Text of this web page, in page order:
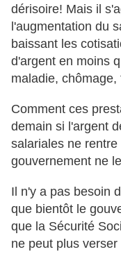
dérisoire! Mais il
l'augmentation du
baissant les
d'argent en moins
maladie,
Comment ces
demain si l'argent
salariales ne
gouvernement ne
Il n'y a pas besoin
que bientôt le
que la Sécurité
ne peut plus